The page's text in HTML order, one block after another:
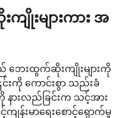
ျိုးများကား အ
ဘေးထွက်ဆိုးကျိုးများကို
းကို ကောင်းစွာ သည်းခံ
ားလည်ခြင်းက သင့်အား
ျန်းမာရေးစောင့်ရှောက်မှု